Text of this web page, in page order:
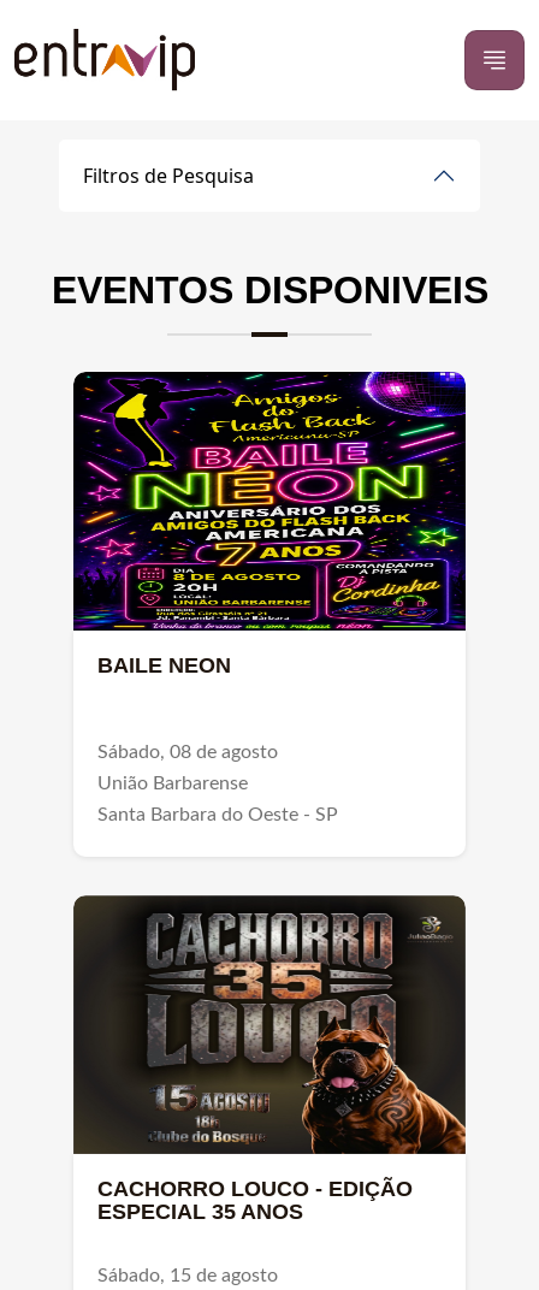
Filtros de Pesquisa
EVENTOS DISPONIVEIS
BAILE NEON
Sábado, 08 de agosto
União Barbarense
Santa Barbara do Oeste - SP
CACHORRO LOUCO - EDIÇÃO
ESPECIAL 35 ANOS
Sábado, 15 de agosto